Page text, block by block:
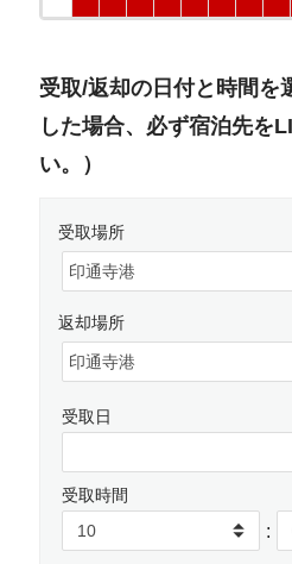
受取/返却の日付と時間を
した場合、必ず宿泊先を
い。）
受取場所
返却場所
受取日
受取時間
: